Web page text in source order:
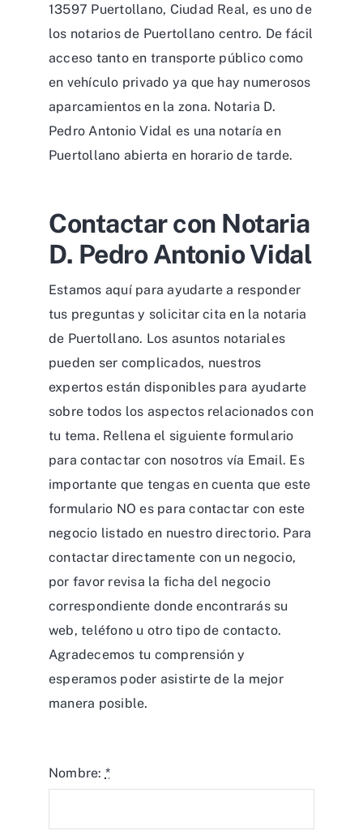
13597 Puertollano, Ciudad Real, es uno de
los notarios de Puertollano centro. De fácil
acceso tanto en transporte público como
en vehículo privado ya que hay numerosos
aparcamientos en la zona. Notaria D.
Pedro Antonio Vidal es una notaría en
Puertollano abierta en horario de tarde.
Contactar con Notaria
D. Pedro Antonio Vidal
Estamos aquí para ayudarte a responder
tus preguntas y solicitar cita en la notaria
de Puertollano. Los asuntos notariales
pueden ser complicados, nuestros
expertos están disponibles para ayudarte
sobre todos los aspectos relacionados con
tu tema. Rellena el siguiente formulario
para contactar con nosotros vía Email. Es
importante que tengas en cuenta que este
formulario NO es para contactar con este
negocio listado en nuestro directorio. Para
contactar directamente con un negocio,
por favor revisa la ficha del negocio
correspondiente donde encontrarás su
web, teléfono u otro tipo de contacto.
Agradecemos tu comprensión y
esperamos poder asistirte de la mejor
manera posible.
Nombre: *